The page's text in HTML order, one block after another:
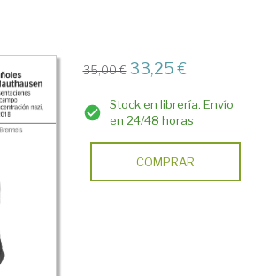
35,00 € 33,25 €
Stock en librería. Envío
en 24/48 horas
COMPRAR